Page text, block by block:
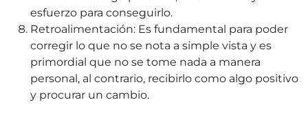
esfuerzo para conseguirlo.
Retroalimentación: Es fundamental para poder
corregir lo que no se nota a simple vista y es
primordial que no se tome nada a manera
personal, al contrario, recibirlo como algo positivo
y procurar un cambio.